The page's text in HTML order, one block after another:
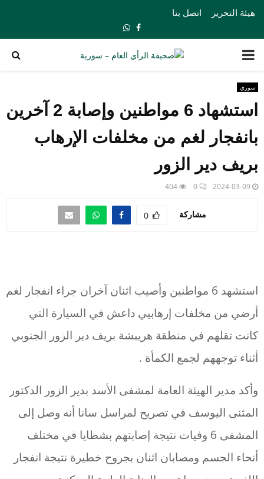
هيئة التحرير اتصل بنا
Facebook
Whatsapp
PRIMARY
MENU
سوري
استشهاد 6 مواطنين وإصابة 2 آخرين
بانفجار لغم من مخلفات الإرهاب
بريف دير الزور
2024-03-09
0
404
مشاركة 0
استشهد 6 مواطنين وأصيب اثنان آخران جراء انفجار لغم
أرضي من مخلفات إرهابيي داعش في السيارة التي
كانت تقلهم في منطقة هريبشة بريف دير الزور الجنوبي
أثناء توجههم لجمع الكمأة .
وأكد مدير الهيئة العامة لمشفى الأسد بدير الزور الدكتور
المثنى اليوسف في تصريح لمراسل سانا أنه وصل إلى
المشفى 6 وفيات نتيجة إصابتهم بشظايا في مختلف
أنحاء الجسم ومصابان اثنان بجروح خطيرة نتيجة انفجار